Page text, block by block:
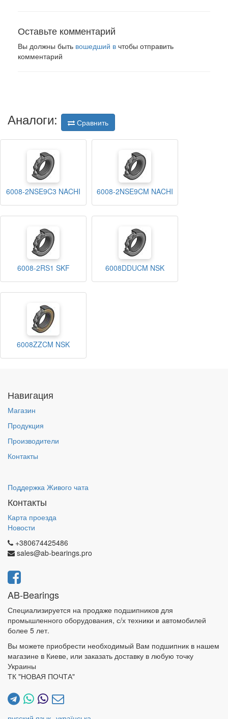
Оставьте комментарий
Вы должны быть вошедший в чтобы отправить
комментарий
Аналоги: Сравнить
6008-2NSE9C3 NACHI 6008-2NSE9CM NACHI
6008-2RS1 SKF 6008DDUCM NSK
6008ZZCM NSK
Навигация
Магазин
Продукция
Производители
Контакты
Поддержка Живого чата
Контакты
Карта проезда
Новости
+380674425486
sales@ab-bearings.pro
AB-Bearings
Специализируется на продаже подшипников для
промышленного оборудования, с/х техники и автомобилей
более 5 лет.
Вы можете приобрести необходимый Вам подшипник в нашем
магазине в Киеве, или заказать доставку в любую точку
Украины
ТК "НОВАЯ ПОЧТА"